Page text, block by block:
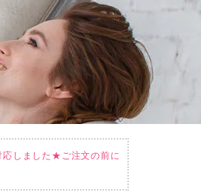
しました★ご注文の前に